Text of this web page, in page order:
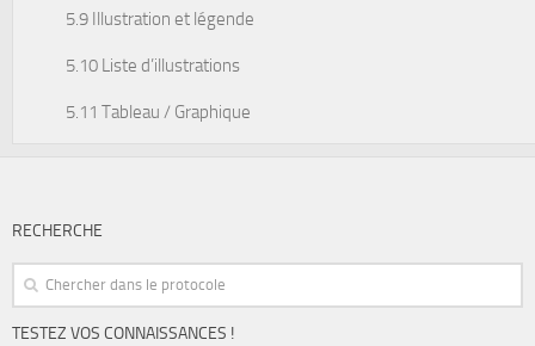
5.9 Illustration et légende
5.10 Liste d’illustrations
5.11 Tableau / Graphique
RECHERCHE
TESTEZ VOS CONNAISSANCES !